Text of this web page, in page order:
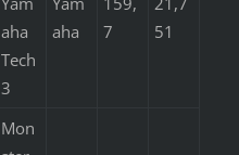
aha
Tech
3
aha
7
51
Mon